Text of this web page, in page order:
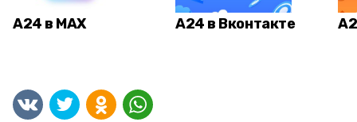
А24 в MAX А24 в Вконтакте